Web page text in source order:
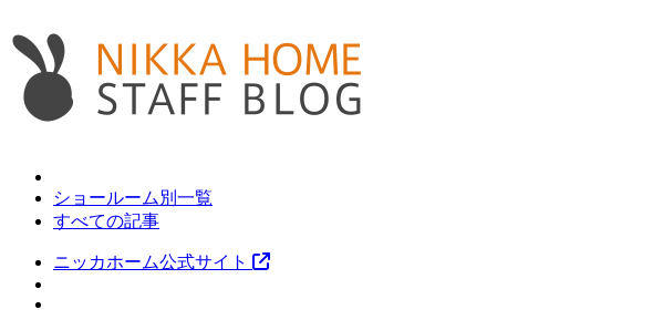
ショールーム別一覧
すべての記事
ニッカホーム公式サイト